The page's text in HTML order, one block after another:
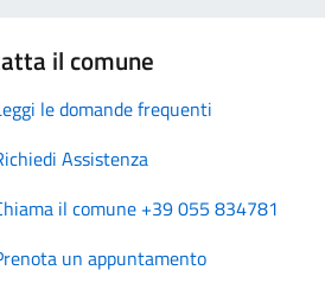
il comune
le domande frequenti
Assistenza
il comune +39 055 834781
un appuntamento